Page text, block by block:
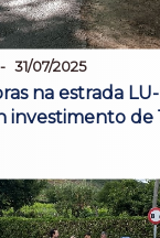
31/07/2025
na estrada
investimento de